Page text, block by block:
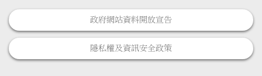
政府網站資料開放宣告
隱私權及資訊安全政策